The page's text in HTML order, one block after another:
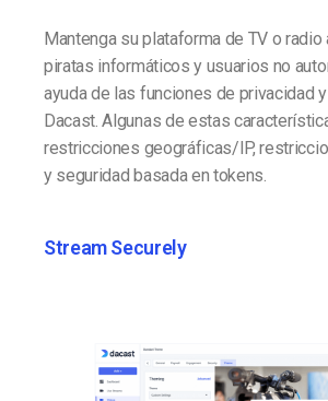
Mantenga su plataforma de TV o radio
piratas informáticos y usuarios no
ayuda de las funciones de privacidad
Dacast. Algunas de estas
restricciones geográficas/IP,
y seguridad basada en tokens.
Stream Securely